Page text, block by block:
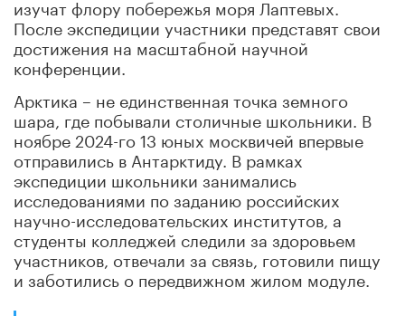
изучат флору побережья моря Лаптевых.
После экспедиции участники представят свои
достижения на масштабной научной
конференции.
Арктика – не единственная точка земного
шара, где побывали столичные школьники. В
ноябре 2024-го 13 юных москвичей впервые
отправились в Антарктиду. В рамках
экспедиции школьники занимались
исследованиями по заданию российских
научно-исследовательских институтов, а
студенты колледжей следили за здоровьем
участников, отвечали за связь, готовили пищу
и заботились о передвижном жилом модуле.